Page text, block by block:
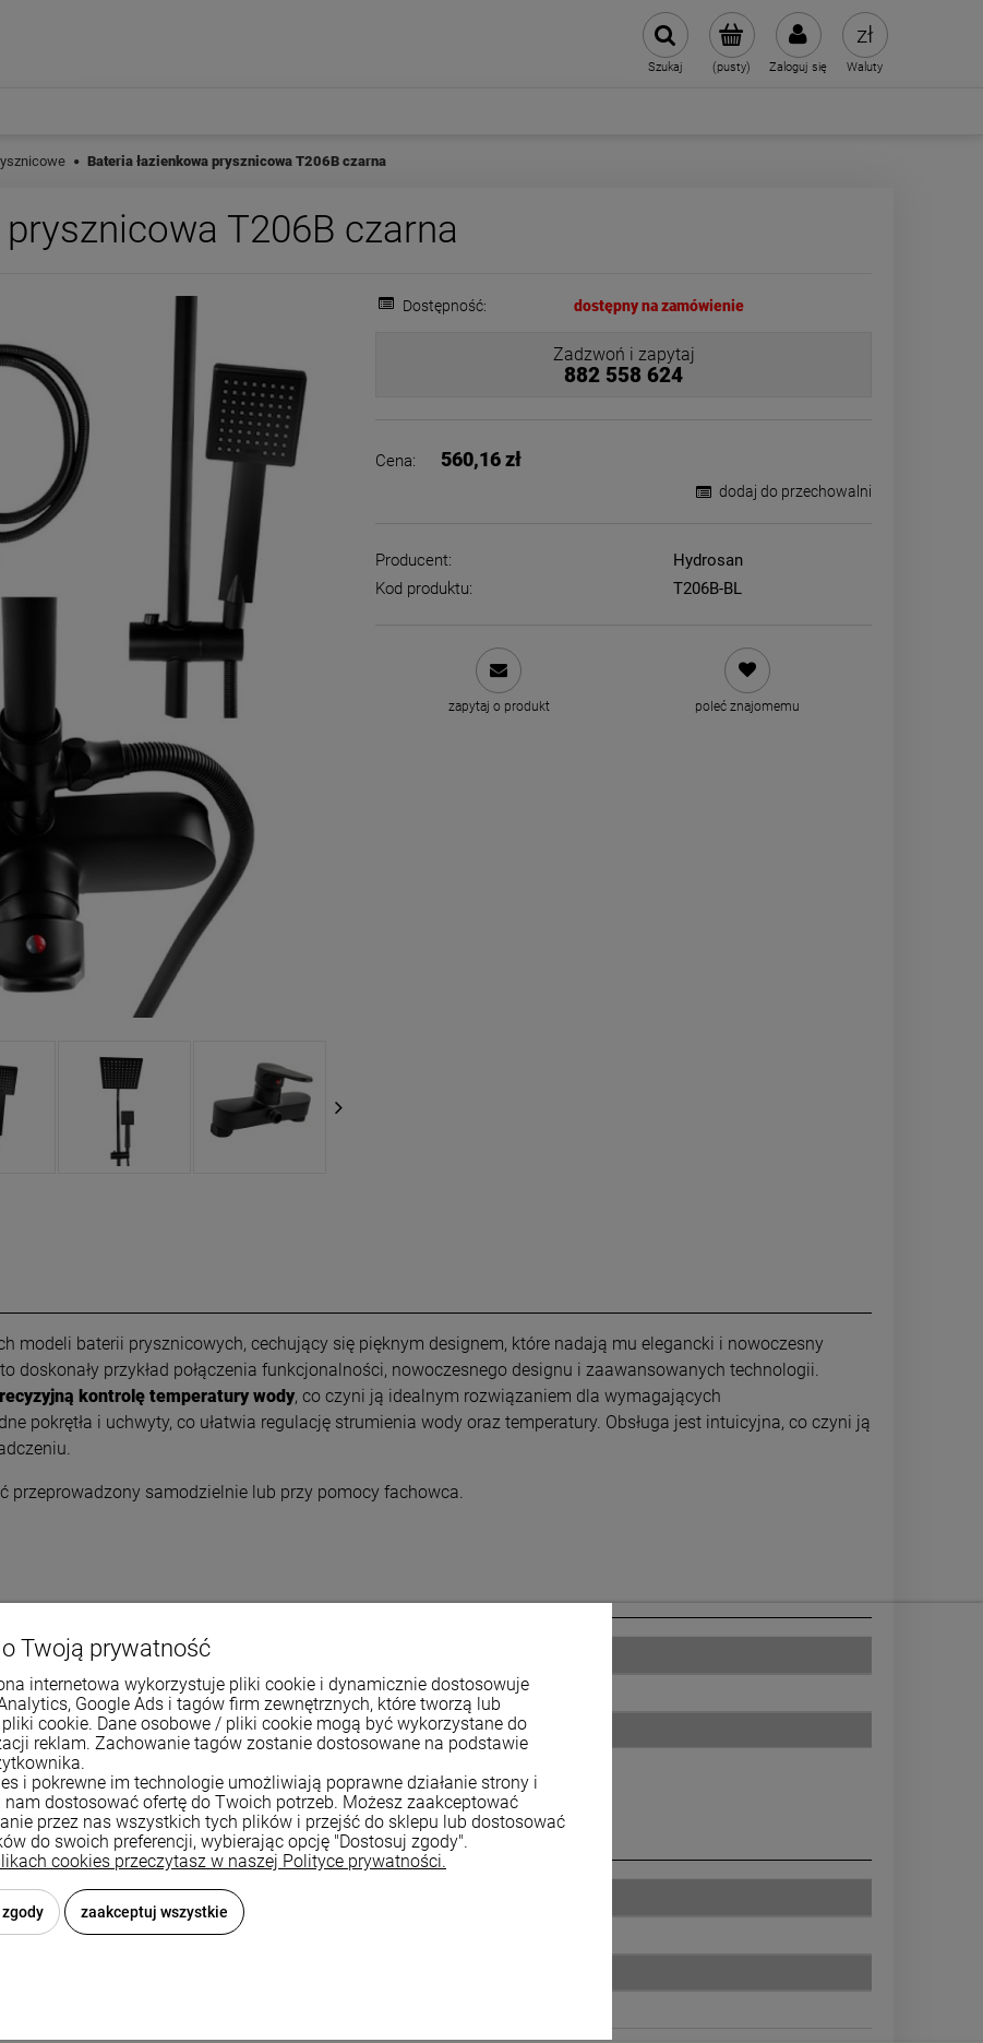
(pusty) Zaloguj się
Szukaj Waluty
Bateria łazienkowa prysznicowa T206B czarna
T206B czarna
Dostępność: dostępny na zamówienie
Zadzwoń i zapytaj
882 558 624
Cena: 560,16 zł
dodaj do przechowalni
Producent:
Hydrosan
Kod produktu:
T206B-BL
zapytaj o produkt poleć znajomemu
modeli baterii prysznicowych, cechujący się pięknym designem, które nadają mu elegancki i nowoczesny
to doskonały przykład połączenia funkcjonalności, nowoczesnego designu i zaawansowanych technologii.
kontrolę temperatury wody, co czyni ją idealnym rozwiązaniem dla wymagających
pokrętła i uchwyty, co ułatwia regulację strumienia wody oraz temperatury. Obsługa jest intuicyjna, co czyni ją
przeprowadzony samodzielnie lub przy pomocy fachowca.
mosiądz
ceramiczna
Twoją prywatność
internetowa wykorzystuje pliki cookie i dynamicznie dostosowuje
Google Ads i tagów firm zewnętrznych, które tworzą lub
cookie. Dane osobowe / pliki cookie mogą być wykorzystane do
reklam. Zachowanie tagów zostanie dostosowane na podstawie
i pokrewne im technologie umożliwiają poprawne działanie strony i
nam dostosować ofertę do Twoich potrzeb. Możesz zaakceptować
przez nas wszystkich tych plików i przejść do sklepu lub dostosować
do swoich preferencji, wybierając opcję "Dostosuj zgody".
cookies przeczytasz w naszej Polityce prywatności.
zaakceptuj wszystkie